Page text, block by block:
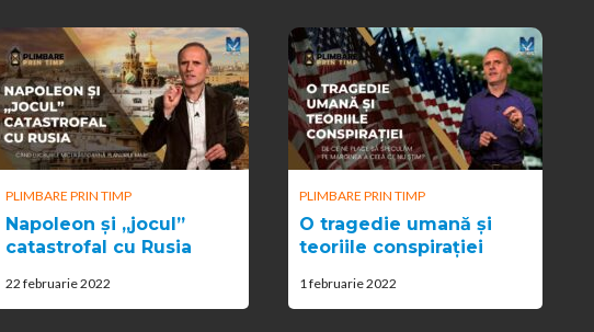
PLIMBARE PRIN TIMP
Napoleon și „jocul”
catastrofal cu Rusia
22 februarie 2022
PLIMBARE PRIN TIMP
O tragedie umană și
teoriile conspirației
1 februarie 2022